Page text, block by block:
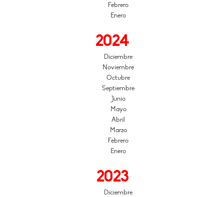
Febrero
Enero
2024
Diciembre
Noviembre
Octubre
Septiembre
Junio
Mayo
Abril
Marzo
Febrero
Enero
2023
Diciembre